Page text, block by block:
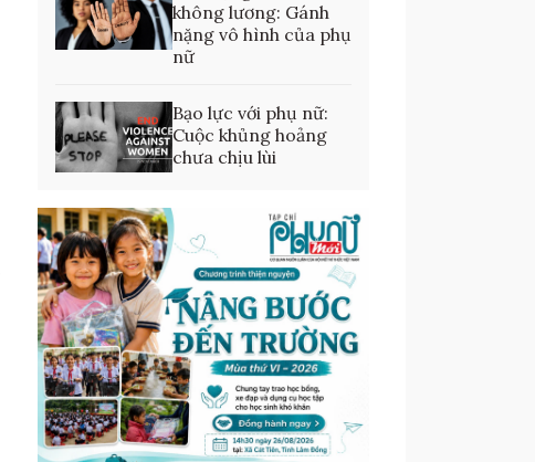
không lương: Gánh
nặng vô hình của phụ
nữ
Bạo lực với phụ nữ:
Cuộc khủng hoảng
chưa chịu lùi